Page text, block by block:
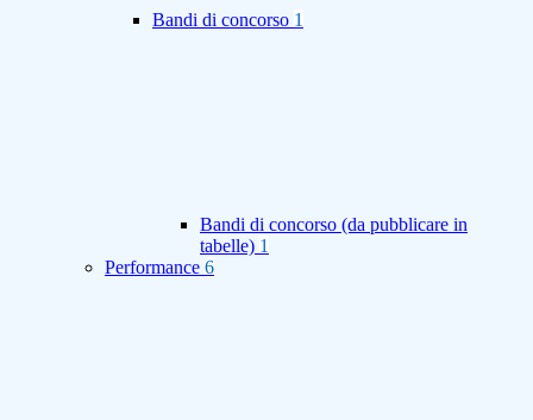
Bandi di concorso 1
Bandi di concorso (da pubblicare in
tabelle) 1
Performance 6